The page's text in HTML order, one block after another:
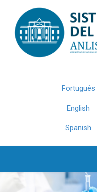
navigation
Português
English
Spanish